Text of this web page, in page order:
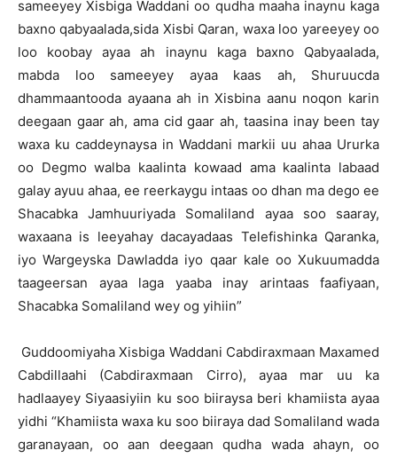
sameeyey Xisbiga Waddani oo qudha maaha inaynu kaga
baxno qabyaalada,sida Xisbi Qaran, waxa loo yareeyey oo
loo koobay ayaa ah inaynu kaga baxno Qabyaalada,
mabda loo sameeyey ayaa kaas ah, Shuruucda
dhammaantooda ayaana ah in Xisbina aanu noqon karin
deegaan gaar ah, ama cid gaar ah, taasina inay been tay
waxa ku caddeynaysa in Waddani markii uu ahaa Ururka
oo Degmo walba kaalinta kowaad ama kaalinta labaad
galay ayuu ahaa, ee reerkaygu intaas oo dhan ma dego ee
Shacabka Jamhuuriyada Somaliland ayaa soo saaray,
waxaana is leeyahay dacayadaas Telefishinka Qaranka,
iyo Wargeyska Dawladda iyo qaar kale oo Xukuumadda
taageersan ayaa laga yaaba inay arintaas faafiyaan,
Shacabka Somaliland wey og yihiin”
Guddoomiyaha Xisbiga Waddani Cabdiraxmaan Maxamed
Cabdillaahi (Cabdiraxmaan Cirro), ayaa mar uu ka
hadlaayey Siyaasiyiin ku soo biiraysa beri khamiista ayaa
yidhi “Khamiista waxa ku soo biiraya dad Somaliland wada
garanayaan, oo aan deegaan qudha wada ahayn, oo